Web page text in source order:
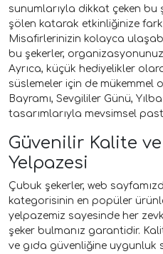
sunumlarıyla dikkat çeken
şölen katarak etkinliğinize
Misafirlerinizin kolayca
bu şekerler,
Ayrıca, küçük hediyelikler
süslemeler için de mükemmel
Bayramı, Sevgililer Günü,
tasarımlarıyla mevsimsel
Güvenilir Kalite
Yelpazesi
Çubuk şekerler, web
kategorisinin en popüler
yelpazemiz sayesinde her
şeker bulmanız garantidir.
ve gıda güvenliğine